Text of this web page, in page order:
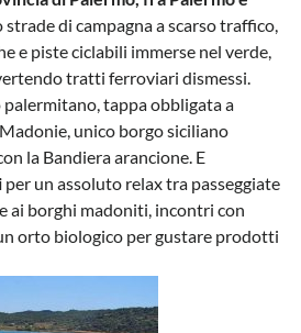
strade di campagna a scarso traffico,
e piste ciclabili immerse nel verde,
tratti ferroviari dismessi.
tappa obbligata a
unico borgo siciliano
la Bandiera arancione. E
per un assoluto relax tra passeggiate
ai borghi madoniti, incontri con
orto biologico per gustare prodotti